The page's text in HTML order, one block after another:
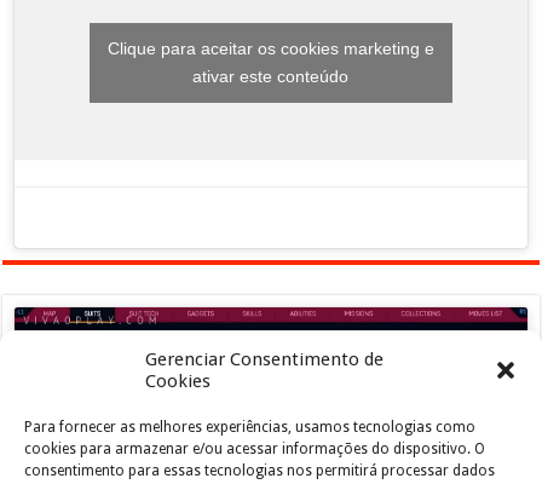
Gerenciar Consentimento de
Cookies
Para fornecer as melhores experiências, usamos tecnologias como
cookies para armazenar e/ou acessar informações do dispositivo. O
consentimento para essas tecnologias nos permitirá processar dados
Clique para aceitar os cookies marketing e
ativar este conteúdo
Clique para aceitar os cookies marketing e
ativar este conteúdo